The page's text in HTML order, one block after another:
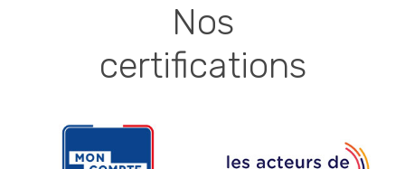
Nos
certifications